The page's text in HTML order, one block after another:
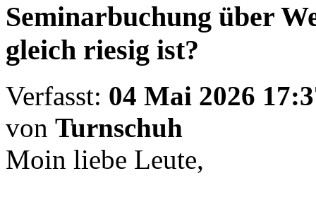
Seminarbuchung über
gleich riesig ist?
Verfasst: 04 Mai 2026
von Turnschuh
Moin liebe Leute,